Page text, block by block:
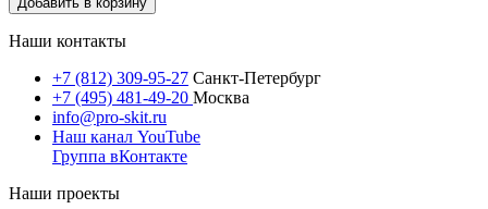
Наши контакты
+7 (812) 309-95-27 Санкт-Петербург
+7 (495) 481-49-20 Москва
info@pro-skit.ru
Наш канал YouTube
Группа вКонтакте
Наши проекты